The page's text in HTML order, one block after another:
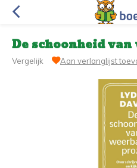
De schoonheid
Vergelijk Aan verlanglijst